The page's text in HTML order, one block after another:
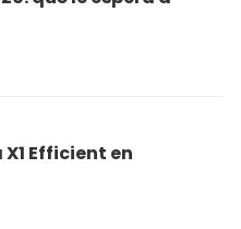
Efficient en